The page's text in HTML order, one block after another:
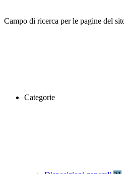
Campo di ricerca per le pagine del
Categorie